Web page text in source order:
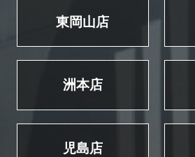
東岡山店
洲本店
児島店